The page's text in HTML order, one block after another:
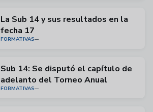
La Sub 14 y sus resultados en la
fecha 17
FORMATIVAS
Sub 14: Se disputó el capítulo de
adelanto del Torneo Anual
FORMATIVAS